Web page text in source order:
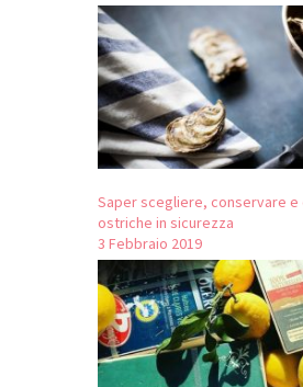
Saper scegliere, conservare e
ostriche in sicurezza
3 Febbraio 2019